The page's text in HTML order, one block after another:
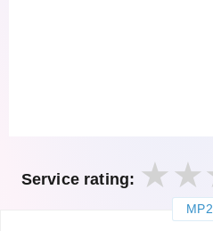
Service rating:
MP2